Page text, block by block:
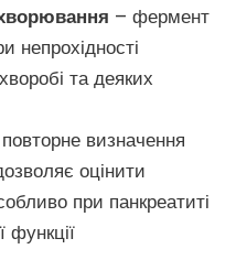
– фермент
непрохідності
та деяких
визначення
оцінити
при панкреатиті
функції